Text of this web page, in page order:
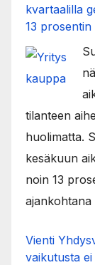
kvartaalilla
13
tilanteen
huolimatta.
kesäkuun
noin 13
Vienti
vaikutusta